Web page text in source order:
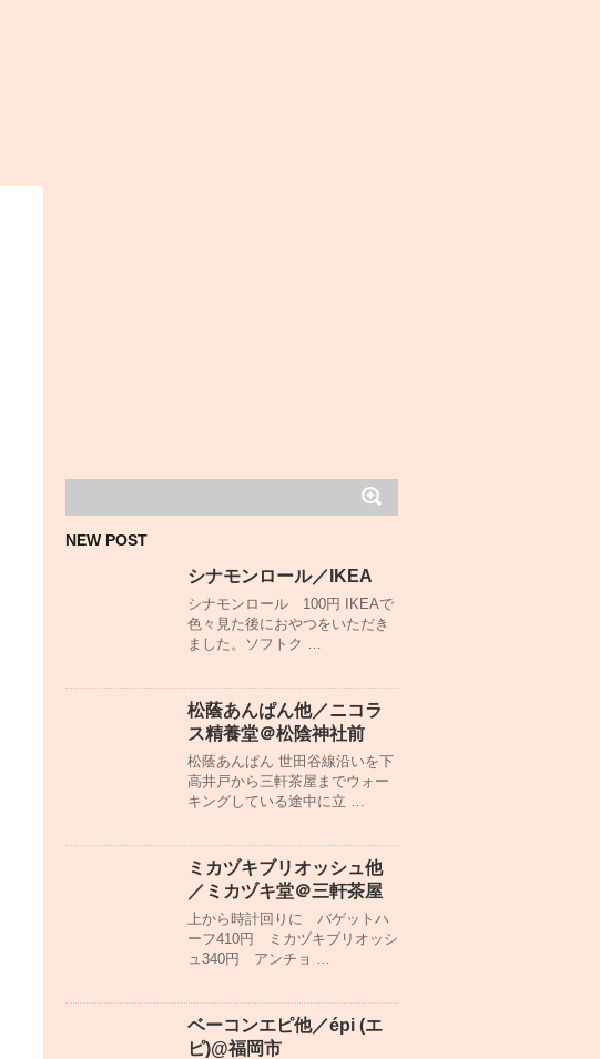
NEW POST
シナモンロール／IKEA
シナモンロール 100円 IKEAで
色々見た後におやつをいただき
ました。ソフトク …
松蔭あんぱん他／ニコラ
ス精養堂＠松陰神社前
松蔭あんぱん 世田谷線沿いを下
高井戸から三軒茶屋までウォー
キングしている途中に立 …
ミカヅキブリオッシュ他
／ミカヅキ堂＠三軒茶屋
上から時計回りに バゲットハ
ーフ410円 ミカヅキブリオッシ
ュ340円 アンチョ …
ベーコンエピ他／épi (エ
ピ)@福岡市